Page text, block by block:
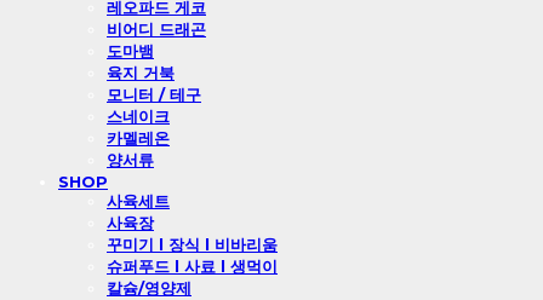
레오파드 게코
비어디 드래곤
도마뱀
육지 거북
모니터 / 테구
스네이크
카멜레온
양서류
SHOP
사육세트
사육장
꾸미기 l 장식 l 비바리움
슈퍼푸드 l 사료 l 생먹이
칼슘/영양제